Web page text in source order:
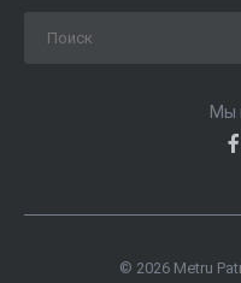
Мы
© 2026 Metru